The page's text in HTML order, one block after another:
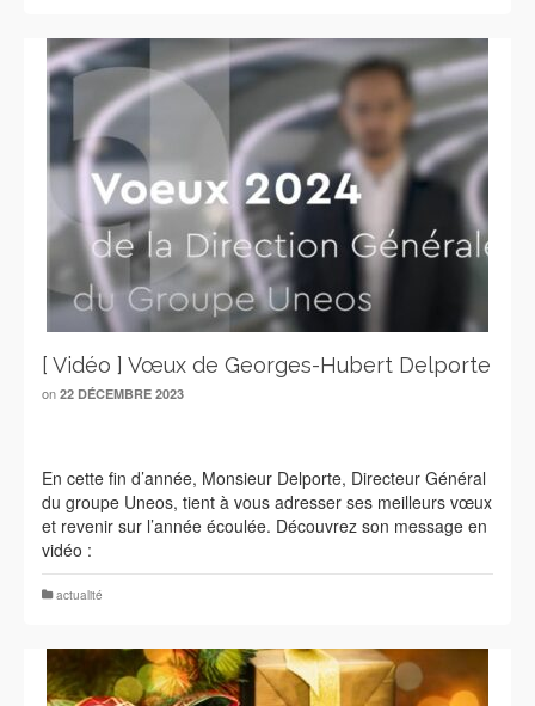
[ Vidéo ] Vœux de Georges-Hubert Delporte
on 22 DÉCEMBRE 2023
En cette fin d’année, Monsieur Delporte, Directeur Général
du groupe Uneos, tient à vous adresser ses meilleurs vœux
et revenir sur l’année écoulée. Découvrez son message en
vidéo :
actualité